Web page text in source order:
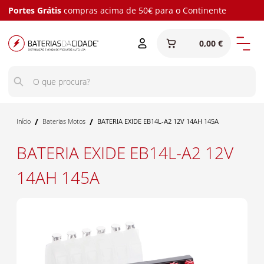
Portes Grátis compras acima de 50€ para o Continente
0,00 €
Início / Baterias Motos / BATERIA EXIDE EB14L-A2 12V 14AH 145A
BATERIA EXIDE EB14L-A2 12V
14AH 145A